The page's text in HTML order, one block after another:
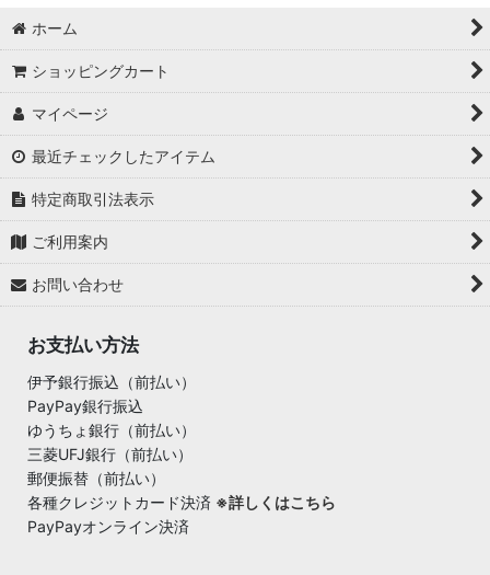
ホーム
ショッピングカート
マイページ
最近チェックしたアイテム
特定商取引法表示
ご利用案内
お問い合わせ
お支払い方法
伊予銀行振込（前払い）
PayPay銀行振込
ゆうちょ銀行（前払い）
三菱UFJ銀行（前払い）
郵便振替（前払い）
各種クレジットカード決済 ※詳しくはこちら
PayPayオンライン決済